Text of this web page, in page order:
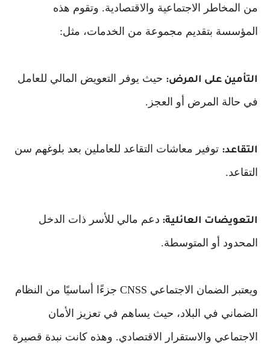
من المخاطر الاجتماعية والاقتصادية. وتقوم هذه
المؤسسة بتقديم مجموعة من الخدمات، مثل:
التأمين على المرض: حيث يوفر التعويض المالي للعامل
في حالة المرض أو العجز.
التقاعد: توفير معاشات التقاعد للعاملين بعد بلوغهم سن
التقاعد.
التعويضات العائلية: دعم مالي للأسر ذات الدخل
المحدود أو المتوسطة.
ويعتبر الضمان الاجتماعي CNSS جزءًا أساسيًا من النظام
الضماني في البلاد، حيث يساهم في تعزيز الأمان
الاجتماعي والاستقرار الاقتصادي. وهذه كانت نبدة قصيرة